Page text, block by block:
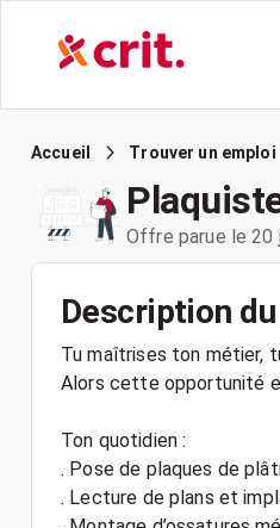
Accueil Trouver un emploi
Offre parue le 20
Description
Tu maîtrises ton métier,
Alors cette opportunité
Ton quotidien :
. Pose de plaques de
. Lecture de plans et